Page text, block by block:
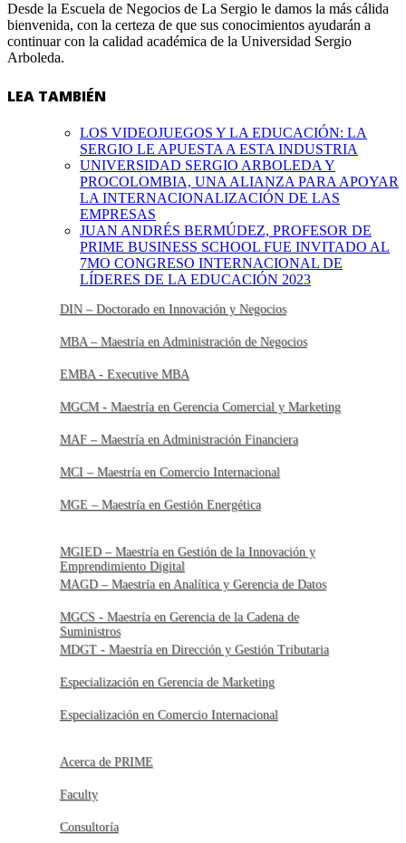
Desde la Escuela de Negocios de La Sergio le damos la más cálida
bienvenida, con la certeza de que sus conocimientos ayudarán a
continuar con la calidad académica de la Universidad Sergio
Arboleda.
LEA TAMBIÉN
LOS VIDEOJUEGOS Y LA EDUCACIÓN: LA
SERGIO LE APUESTA A ESTA INDUSTRIA
UNIVERSIDAD SERGIO ARBOLEDA Y
PROCOLOMBIA, UNA ALIANZA PARA APOYAR
LA INTERNACIONALIZACIÓN DE LAS
EMPRESAS
JUAN ANDRÉS BERMÚDEZ, PROFESOR DE
PRIME BUSINESS SCHOOL FUE INVITADO AL
7MO CONGRESO INTERNACIONAL DE
LÍDERES DE LA EDUCACIÓN 2023
DIN – Doctorado en Innovación y Negocios
MBA – Maestría en Administración de Negocios
EMBA - Executive MBA
MGCM - Maestría en Gerencia Comercial y Marketing
MAF – Maestría en Administración Financiera
MCI – Maestría en Comercio Internacional
MGE – Maestría en Gestión Energética
MGIED – Maestría en Gestión de la Innovación y
Emprendimiento Digital
MAGD – Maestría en Analítica y Gerencia de Datos
MGCS - Maestría en Gerencia de la Cadena de
Suministros
MDGT - Maestría en Dirección y Gestión Tributaria
Especialización en Gerencia de Marketing
Especialización en Comercio Internacional
Acerca de PRIME
Faculty
Consultoría